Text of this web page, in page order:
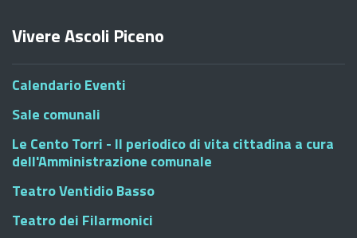
Vivere Ascoli Piceno
Calendario Eventi
Sale comunali
Le Cento Torri - Il periodico di vita cittadina a cura
dell'Amministrazione comunale
Teatro Ventidio Basso
Teatro dei Filarmonici